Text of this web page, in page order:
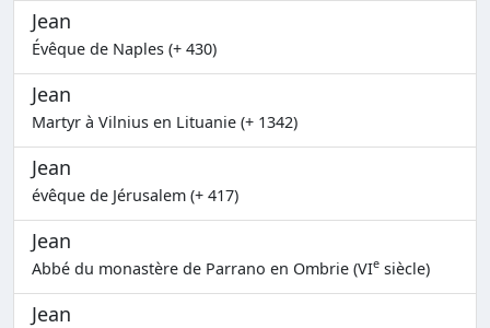
Jean
Évêque de Naples (+ 430)
Jean
Martyr à Vilnius en Lituanie (+ 1342)
Jean
évêque de Jérusalem (+ 417)
Jean
Abbé du monastère de Parrano en Ombrie (VIe siècle)
Jean